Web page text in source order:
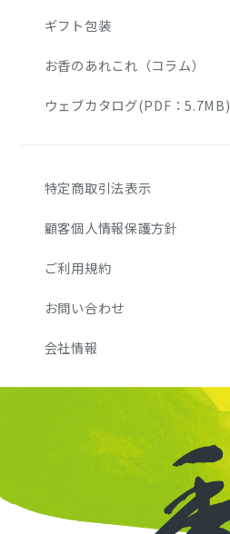
ギフト包装
お香のあれこれ（コラム）
ウェブカタログ(PDF：5.7MB)
特定商取引法表示
顧客個人情報保護方針
ご利用規約
お問い合わせ
会社情報